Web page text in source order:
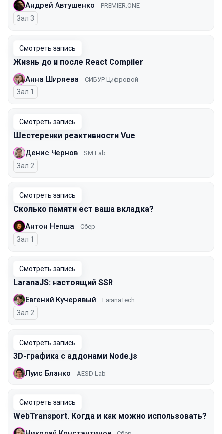
Андрей Автушенко PREMIER.ONE
Зал 3
Смотреть запись
Жизнь до и после React Compiler
Анна Ширяева СИБУР Цифровой
Зал 1
Смотреть запись
Шестеренки реактивности Vue
Денис Чернов SM Lab
Зал 2
Смотреть запись
Сколько памяти ест ваша вкладка?
Антон Непша Сбер
Зал 1
Смотреть запись
LaranaJS: настоящий SSR
Евгений Кучерявый LaranaTech
Зал 2
Смотреть запись
3D-графика с аддонами Node.js
Луис Бланко AESD Lab
Смотреть запись
WebTransport. Когда и как можно использовать?